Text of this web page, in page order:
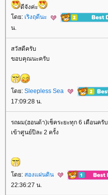
ดีจังค่ะ
ดย: เริงฤดีนะ
น.
สวัสดีครับ
ขอบคุณนะครับ
ดย: Sleepless Sea
17:09:28 น.
รถผม(ฮอนด้า)เช็คระยะทุก 6 เดือนครับ
เข้าศูนย์ปีละ 2 ครั้ง
ดย: สองแผ่นดิน
22:36:27 น.